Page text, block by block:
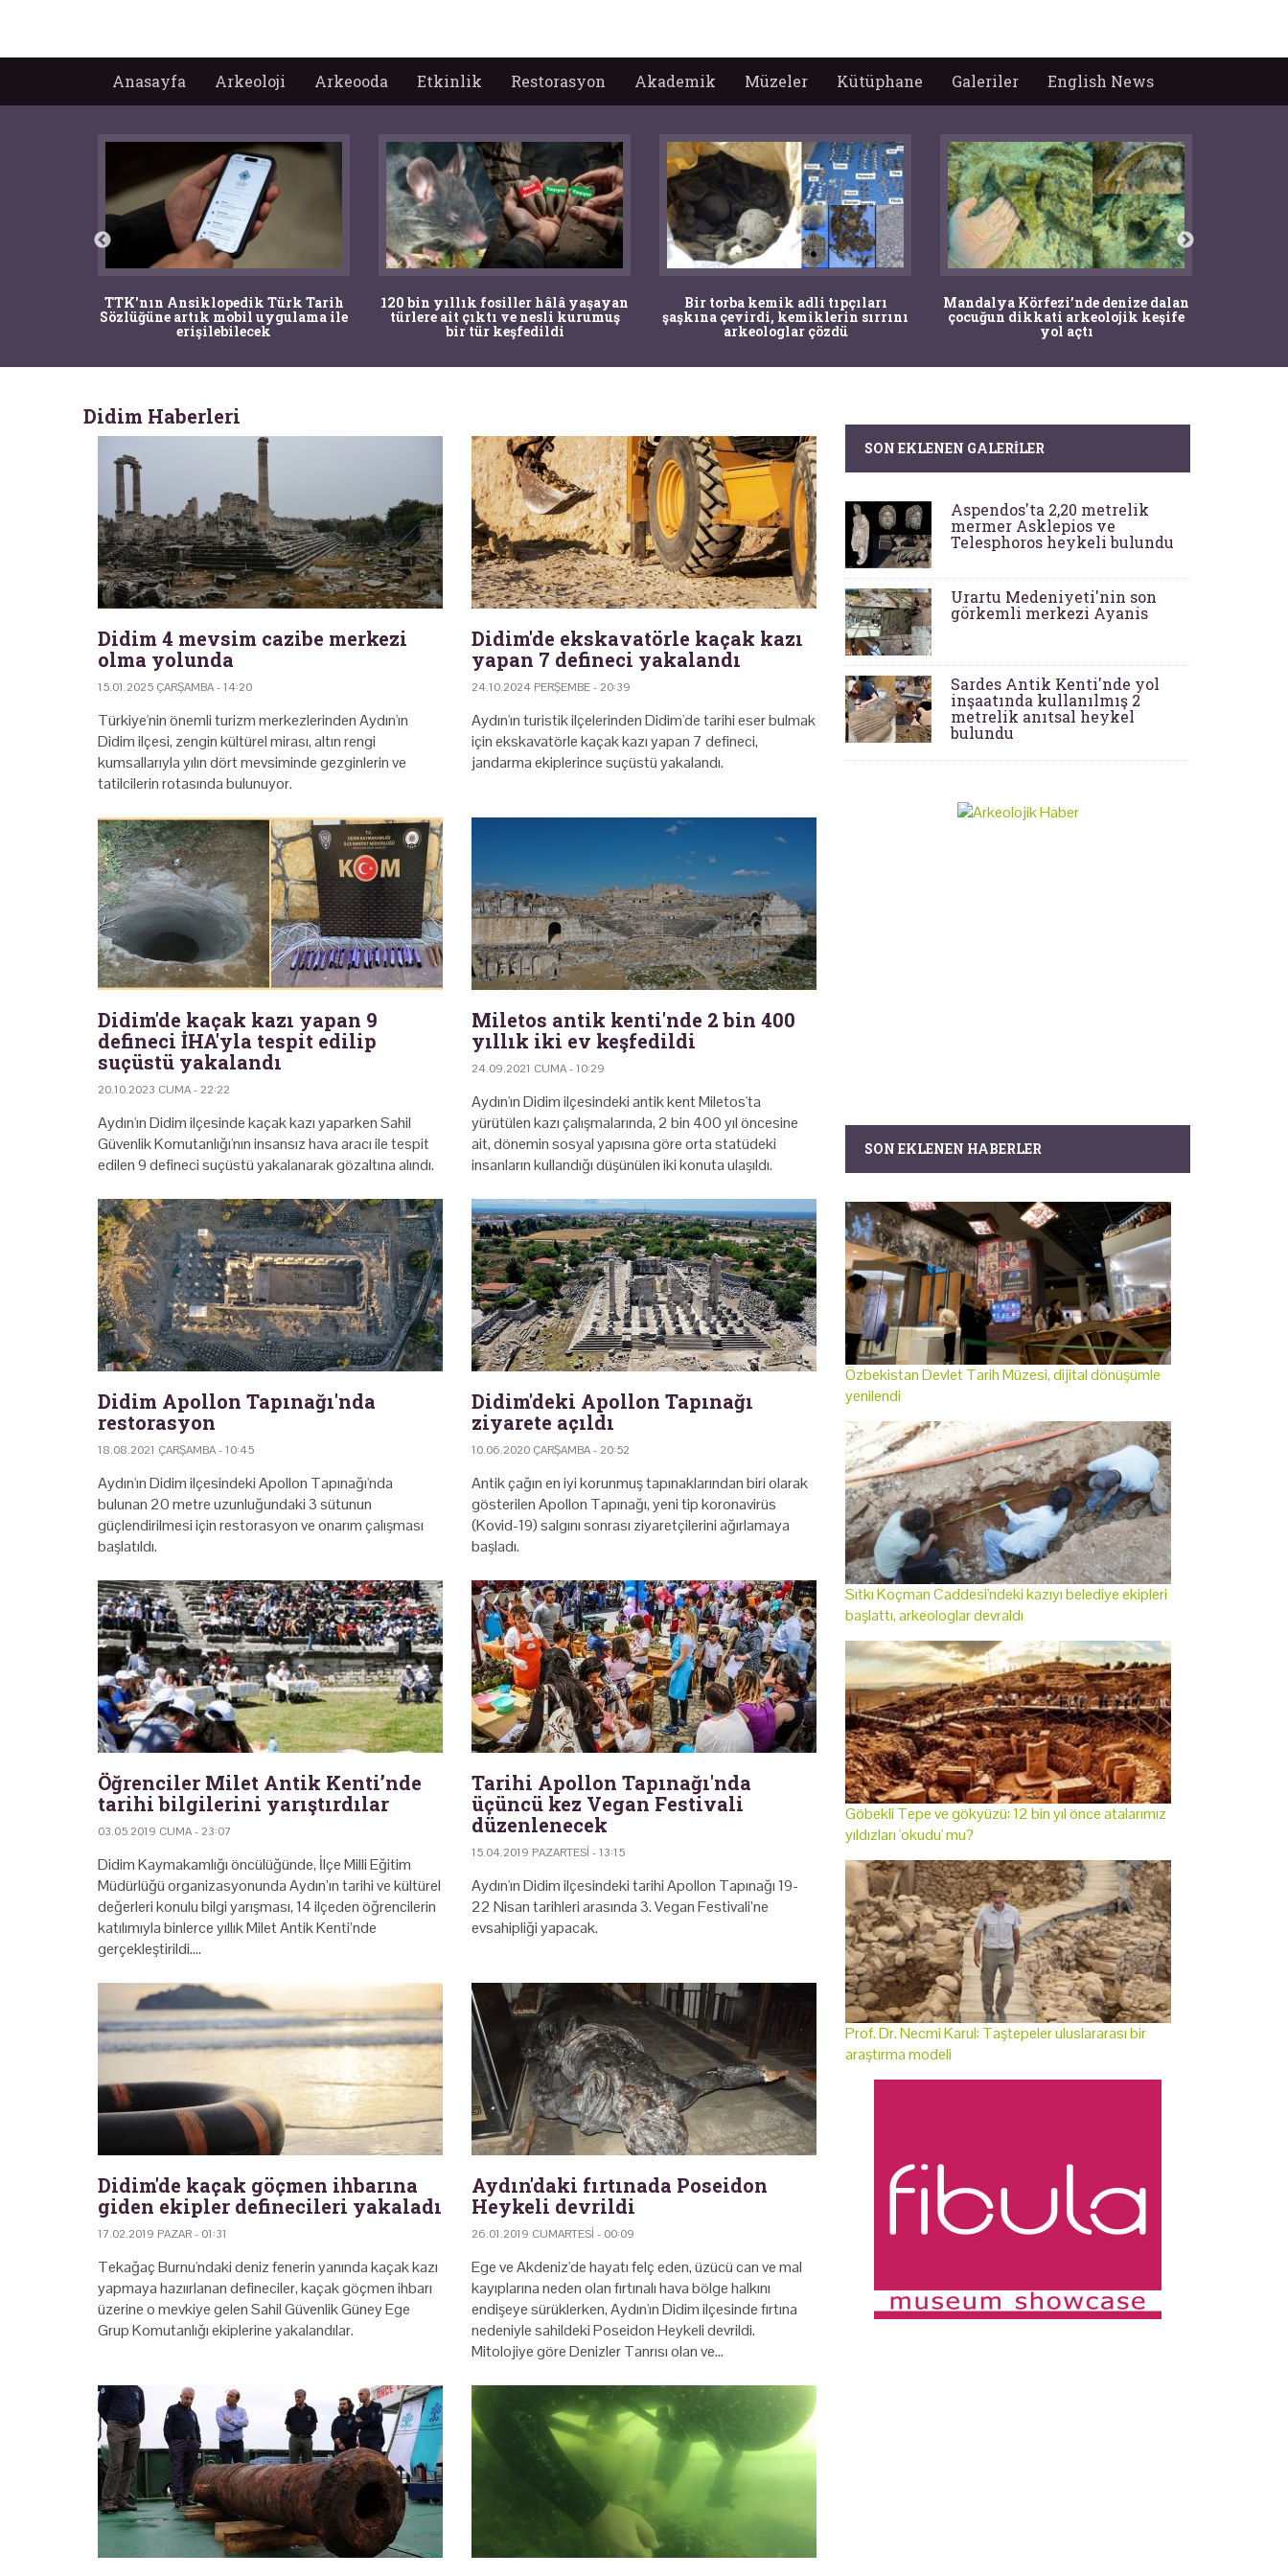
Anasayfa Arkeoloji Arkeooda Etkinlik Restorasyon Akademik Müzeler Kütüphane Galeriler English News
TTK'nın Ansiklopedik Türk Tarih
Sözlüğüne artık mobil uygulama ile
erişilebilecek
120 bin yıllık fosiller hâlâ yaşayan
türlere ait çıktı ve nesli kurumuş
bir tür keşfedildi
Bir torba kemik adli tıpçıları
şaşkına çevirdi, kemiklerin sırrını
arkeologlar çözdü
Mandalya Körfezi’nde denize dalan
çocuğun dikkati arkeolojik keşife
yol açtı
Didim Haberleri
Didim 4 mevsim cazibe merkezi
olma yolunda
15.01.2025 ÇARŞAMBA - 14:20
Türkiye'nin önemli turizm merkezlerinden Aydın'ın
Didim ilçesi, zengin kültürel mirası, altın rengi
kumsallarıyla yılın dört mevsiminde gezginlerin ve
tatilcilerin rotasında bulunuyor.
Didim'de ekskavatörle kaçak kazı
yapan 7 defineci yakalandı
24.10.2024 PERŞEMBE - 20:39
Aydın'ın turistik ilçelerinden Didim'de tarihi eser bulmak
için ekskavatörle kaçak kazı yapan 7 defineci,
jandarma ekiplerince suçüstü yakalandı.
Didim'de kaçak kazı yapan 9
defineci İHA'yla tespit edilip
suçüstü yakalandı
20.10.2023 CUMA - 22:22
Aydın'ın Didim ilçesinde kaçak kazı yaparken Sahil
Güvenlik Komutanlığı'nın insansız hava aracı ile tespit
edilen 9 defineci suçüstü yakalanarak gözaltına alındı.
Miletos antik kenti'nde 2 bin 400
yıllık iki ev keşfedildi
24.09.2021 CUMA - 10:29
Aydın'ın Didim ilçesindeki antik kent Miletos'ta
yürütülen kazı çalışmalarında, 2 bin 400 yıl öncesine
ait, dönemin sosyal yapısına göre orta statüdeki
insanların kullandığı düşünülen iki konuta ulaşıldı.
Didim Apollon Tapınağı'nda
restorasyon
18.08.2021 ÇARŞAMBA - 10:45
Aydın'ın Didim ilçesindeki Apollon Tapınağı'nda
bulunan 20 metre uzunluğundaki 3 sütunun
güçlendirilmesi için restorasyon ve onarım çalışması
başlatıldı.
Didim'deki Apollon Tapınağı
ziyarete açıldı
10.06.2020 ÇARŞAMBA - 20:52
Antik çağın en iyi korunmuş tapınaklarından biri olarak
gösterilen Apollon Tapınağı, yeni tip koronavirüs
(Kovid-19) salgını sonrası ziyaretçilerini ağırlamaya
başladı.
Öğrenciler Milet Antik Kenti’nde
tarihi bilgilerini yarıştırdılar
03.05.2019 CUMA - 23:07
Didim Kaymakamlığı öncülüğünde, İlçe Milli Eğitim
Müdürlüğü organizasyonunda Aydın’ın tarihi ve kültürel
değerleri konulu bilgi yarışması, 14 ilçeden öğrencilerin
katılımıyla binlerce yıllık Milet Antik Kenti’nde
gerçekleştirildi.…
Tarihi Apollon Tapınağı'nda
üçüncü kez Vegan Festivali
düzenlenecek
15.04.2019 PAZARTESI - 13:15
Aydın'ın Didim ilçesindeki tarihi Apollon Tapınağı 19-
22 Nisan tarihleri arasında 3. Vegan Festivali’ne
evsahipliği yapacak.
Didim'de kaçak göçmen ihbarına
giden ekipler definecileri yakaladı
17.02.2019 PAZAR - 01:31
Tekağaç Burnu'ndaki deniz fenerin yanında kaçak kazı
yapmaya hazıırlanan defineciler, kaçak göçmen ihbarı
üzerine o mevkiye gelen Sahil Güvenlik Güney Ege
Grup Komutanlığı ekiplerine yakalandılar.
Aydın'daki fırtınada Poseidon
Heykeli devrildi
26.01.2019 CUMARTESI - 00:09
Ege ve Akdeniz'de hayatı felç eden, üzücü can ve mal
kayıplarına neden olan fırtınalı hava bölge halkını
endişeye sürüklerken, Aydın'ın Didim ilçesinde fırtına
nedeniyle sahildeki Poseidon Heykeli devrildi.
Mitolojiye göre Denizler Tanrısı olan ve…
SON EKLENEN GALERILER
Aspendos'ta 2,20 metrelik
mermer Asklepios ve
Telesphoros heykeli bulundu
Urartu Medeniyeti'nin son
görkemli merkezi Ayanis
Sardes Antik Kenti'nde yol
inşaatında kullanılmış 2
metrelik anıtsal heykel
bulundu
SON EKLENEN HABERLER
Özbekistan Devlet Tarih Müzesi, dijital dönüşümle
yenilendi
Sıtkı Koçman Caddesi'ndeki kazıyı belediye ekipleri
başlattı, arkeologlar devraldı
Göbekli Tepe ve gökyüzü: 12 bin yıl önce atalarımız
yıldızları 'okudu' mu?
Prof. Dr. Necmi Karul: Taştepeler uluslararası bir
araştırma modeli